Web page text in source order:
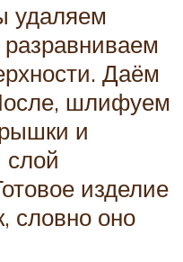
удаляем
Даём
шлифуем
и
слой
изделие
словно оно